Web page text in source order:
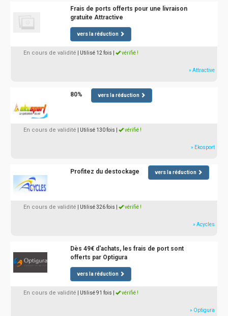
Frais de ports offerts pour une livraison
gratuite Attractive
vers la réduction
En cours de validité | Utilisé 12 fois vérifié !
» Attractive
80% vers la réduction
En cours de validité | Utilisé 130 fois vérifié !
» Ekosport
Profitez du destockage vers la réduction
En cours de validité | Utilisé 326 fois vérifié !
» Acycles
Dès 49€ d'achats, les frais de port sont
offerts par Optigura
vers la réduction
En cours de validité | Utilisé 91 fois vérifié !
» Optigura